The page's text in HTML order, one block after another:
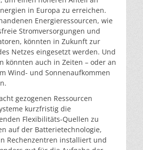
in Europa zu erreichen.
Energieressourcen, wie
Stromversorgungen und
könnten in Zukunft zur
Netzes eingesetzt werden. Und
könnten auch in Zeiten – oder an
Wind- und Sonnenaufkommen
gezogenen Ressourcen
kurzfristig die
Flexibilitäts-Quellen zu
auf der Batterietechnologie,
Rechenzentren installiert und